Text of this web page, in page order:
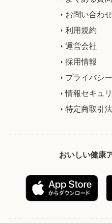
お問い合わせ
利用規約
運営会社
採用情報
プライバシ
情報セキュ
特定商取引
おいしい健康